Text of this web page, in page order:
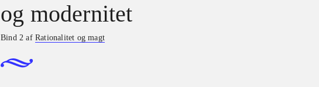
og modernitet
Bind 2 afRationalitet og magt